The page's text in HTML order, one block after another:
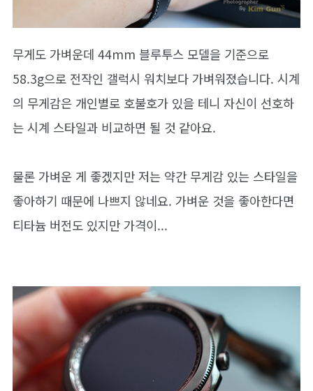
무게도 가벼운데 44mm 블루투스 모델을 기준으로
58.3g으로 전작인 갤럭시 워치보다 가벼워졌습니다. 시계
의 무게감은 개인별로 호불호가 있을 테니 자신이 선호하
는 시계 스타일과 비교하면 될 것 같아요.
물론 가벼운 게 좋겠지만 저는 약간 무게감 있는 스타일을
좋아하기 때문에 나쁘지 않네요. 가벼운 것을 좋아한다면
티타늄 버전도 있지만 가격이...